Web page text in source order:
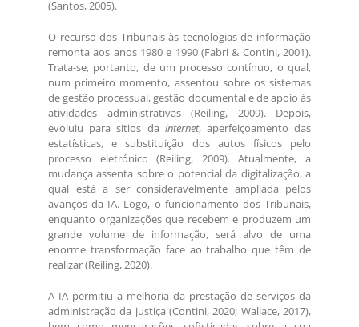
(Santos, 2005).
O recurso dos Tribunais às tecnologias de informação
remonta aos anos 1980 e 1990 (Fabri & Contini, 2001).
Trata-se, portanto, de um processo contínuo, o qual,
num primeiro momento, assentou sobre os sistemas
de gestão processual, gestão documental e de apoio às
atividades administrativas (Reiling, 2009). Depois,
evoluiu para sítios da internet, aperfeiçoamento das
estatísticas, e substituição dos autos físicos pelo
processo eletrónico (Reiling, 2009). Atualmente, a
mudança assenta sobre o potencial da digitalização, a
qual está a ser consideravelmente ampliada pelos
avanços da IA. Logo, o funcionamento dos Tribunais,
enquanto organizações que recebem e produzem um
grande volume de informação, será alvo de uma
enorme transformação face ao trabalho que têm de
realizar (Reiling, 2020).
A IA permitiu a melhoria da prestação de serviços da
administração da justiça (Contini, 2020; Wallace, 2017),